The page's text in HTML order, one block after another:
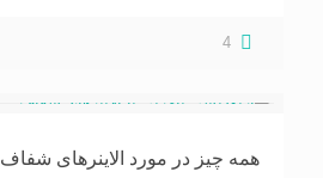
4
همه چیز در مورد الاینرهای شفاف